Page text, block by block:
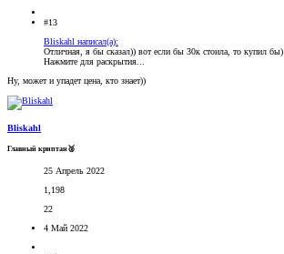
#13
Bliskahl написал(а):
Отличная, я бы сказал)) вот если бы 30к стоила, то купил бы)
Нажмите для раскрытия...
Ну, может и упадет цена, кто знает))
Bliskahl
Главный криптан🥈
25 Апрель 2022
1,198
22
4 Май 2022